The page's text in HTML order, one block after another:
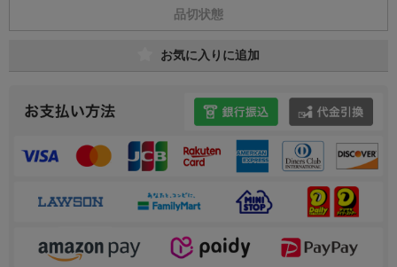
品切状態
お気に入りに追加